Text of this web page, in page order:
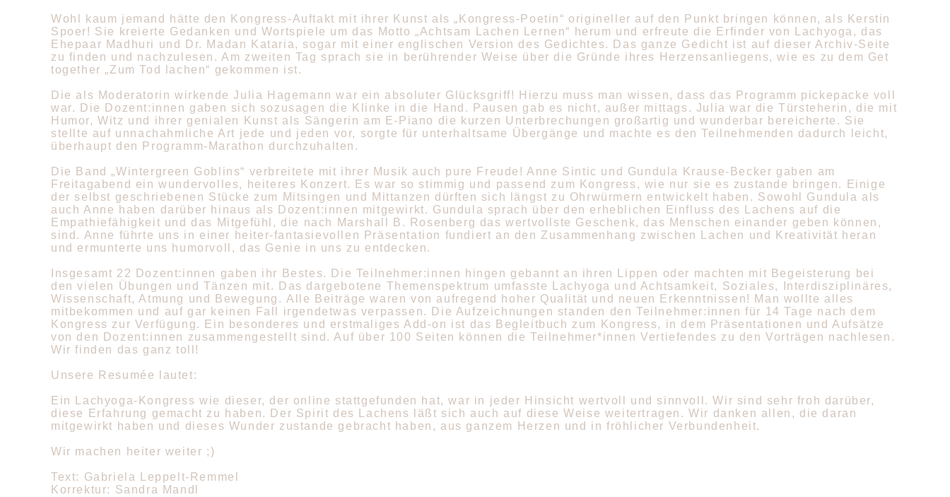
Wohl kaum jemand hätte den Kongress-Auftakt mit ihrer Kunst als „Kongress-Poetin“ origineller auf den Punkt bringen können, als Kerstin
Spoer! Sie kreierte Gedanken und Wortspiele um das Motto „Achtsam Lachen Lernen“ herum und erfreute die Erfinder von Lachyoga, das
Ehepaar Madhuri und Dr. Madan Kataria, sogar mit einer englischen Version des Gedichtes. Das ganze Gedicht ist auf dieser Archiv-Seite
zu finden und nachzulesen. Am zweiten Tag sprach sie in berührender Weise über die Gründe ihres Herzensanliegens, wie es zu dem Get
together „Zum Tod lachen“ gekommen ist.
Die als Moderatorin wirkende Julia Hagemann war ein absoluter Glücksgriff! Hierzu muss man wissen, dass das Programm pickepacke voll
war. Die Dozent:innen gaben sich sozusagen die Klinke in die Hand. Pausen gab es nicht, außer mittags. Julia war die Türsteherin, die mit
Humor, Witz und ihrer genialen Kunst als Sängerin am E-Piano die kurzen Unterbrechungen großartig und wunderbar bereicherte. Sie
stellte auf unnachahmliche Art jede und jeden vor, sorgte für unterhaltsame Übergänge und machte es den Teilnehmenden dadurch leicht,
überhaupt den Programm-Marathon durchzuhalten.
Die Band „Wintergreen Goblins“ verbreitete mit ihrer Musik auch pure Freude! Anne Sintic und Gundula Krause-Becker gaben am
Freitagabend ein wundervolles, heiteres Konzert. Es war so stimmig und passend zum Kongress, wie nur sie es zustande bringen. Einige
der selbst geschriebenen Stücke zum Mitsingen und Mittanzen dürften sich längst zu Ohrwürmern entwickelt haben. Sowohl Gundula als
auch Anne haben darüber hinaus als Dozent:innen mitgewirkt. Gundula sprach über den erheblichen Einfluss des Lachens auf die
Empathiefähigkeit und das Mitgefühl, die nach Marshall B. Rosenberg das wertvollste Geschenk, das Menschen einander geben können,
sind. Anne führte uns in einer heiter-fantasievollen Präsentation fundiert an den Zusammenhang zwischen Lachen und Kreativität heran
und ermunterte uns humorvoll, das Genie in uns zu entdecken.
Insgesamt 22 Dozent:innen gaben ihr Bestes. Die Teilnehmer:innen hingen gebannt an ihren Lippen oder machten mit Begeisterung bei
den vielen Übungen und Tänzen mit. Das dargebotene Themenspektrum umfasste Lachyoga und Achtsamkeit, Soziales, Interdisziplinäres,
Wissenschaft, Atmung und Bewegung.Alle Beiträge waren von aufregend hoher Qualität und neuen Erkenntnissen! Man wollte alles
mitbekommen und auf gar keinen Fall irgendetwas verpassen. Die Aufzeichnungen standen den Teilnehmer:innen für 14 Tage nach dem
Kongress zur Verfügung. Ein besonderes und erstmaliges Add-on ist das Begleitbuch zum Kongress, in dem Präsentationen und Aufsätze
von den Dozent:innen zusammengestellt sind. Auf über 100 Seiten können die Teilnehmer*innen Vertiefendes zu den Vorträgen nachlesen.
Wir finden das ganz toll!
Unsere Resumée lautet:
Ein Lachyoga-Kongress wie dieser, der online stattgefunden hat, war in jeder Hinsicht wertvoll und sinnvoll. Wir sind sehr froh darüber,
diese Erfahrung gemacht zu haben. Der Spirit des Lachens läßt sich auch auf diese Weise weitertragen. Wir danken allen, die daran
mitgewirkt haben und dieses Wunder zustande gebracht haben, aus ganzem Herzen und in fröhlicher Verbundenheit.
Wir machen heiter weiter ;)
Text: Gabriela Leppelt-Remmel
Korrektur: Sandra Mandl